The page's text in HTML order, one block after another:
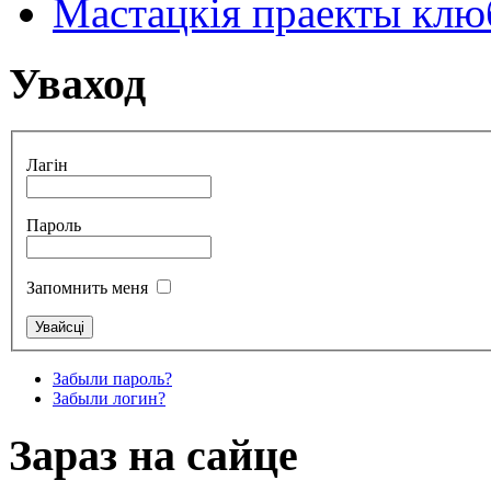
Мастацкія праекты
Уваход
Лагін
Пароль
Запомнить меня
Забыли пароль?
Забыли логин?
Зараз на сайце